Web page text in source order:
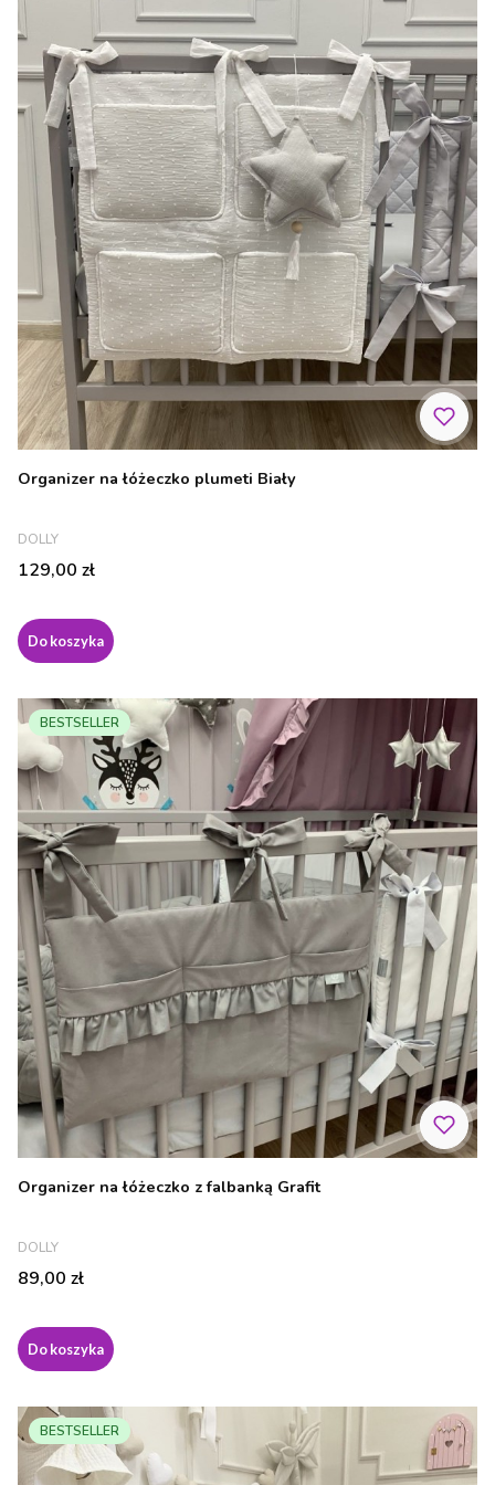
Organizer na łóżeczko plumeti Biały
PRODUCENT
DOLLY
Cena
129,00 zł
Do koszyka
BESTSELLER
Organizer na łóżeczko z falbanką Grafit
PRODUCENT
DOLLY
Cena
89,00 zł
Do koszyka
BESTSELLER